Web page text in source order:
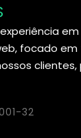
em
focado em
clientes,
32